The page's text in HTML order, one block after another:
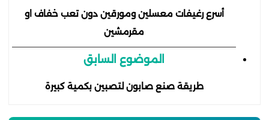
أسرع رغيفات معسلين ومورقين دون تعب خفاف او
مقرمشين
الموضوع السابق
طريقة صنع صابون لتصبين بكمية كبيرة